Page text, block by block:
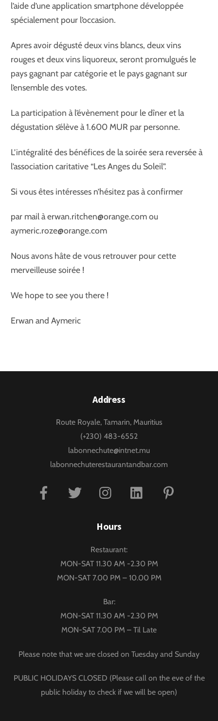
l’aide d’une application smartphone développée
spécialement pour l’occasion.
Apres avoir dégusté deux vins blancs, deux vins
rouges et deux vins liquoreux, seront promulgués le
pays gagnant par catégorie et le pays gagnant sur
l’ensemble des votes.
La participation à l’évènement pour le dîner et la
dégustation s’élève à 1.600 MUR par personne.
L’intégralité des bénéfices de la soirée sera reversée à
l’association caritative “Les Anges du Soleil”.
Si vous êtes intéresses n’hésitez pas à confirmer
par mail à erwan.ritchen@orange.com ou
aymeric.roze@orange.com
Nous avons hâte de vous retrouver pour cette
merveilleuse soirée !
We hope to see you there !
Erwan and Aymeric
Back
Top
Address
Route Royale, Tamarin, Mauritius
(+230) 483-6552
labonnechute@intnet.mu
labonnechuterestaurantandbar.com
Facebook Twitter Instagram Linkedin
Hours
Restaurant:
MON-SAT 11.30 AM -2.30 PM
MON-SAT 7.00 PM – 10.00 PM
Bar:
MON-SAT 11.30 AM -2.30 PM
MON-SAT 7.00 PM – Til Late
Please note that we are closed on Tuesday and Sunday
PUBLIC HOLIDAYS CLOSED (Please call on the eve of the
public holiday to check if we will be open)